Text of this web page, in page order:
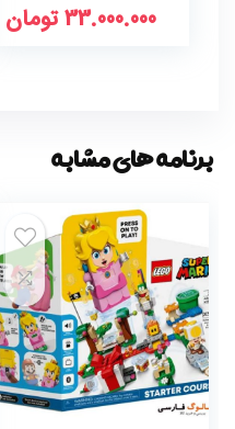
33.000.000 تومان
برنامه های مشابه